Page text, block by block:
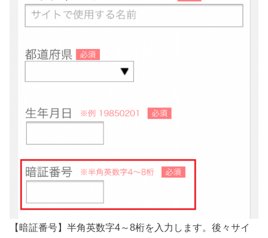
【暗証番号】半角英数字4～8桁を入力します。後々サイ